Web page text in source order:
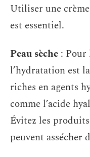
Utiliser une
est essentiel.
Peau sèche : Pour
l’hydratation est
riches en agents
comme l’acide
Évitez les
peuvent assécher